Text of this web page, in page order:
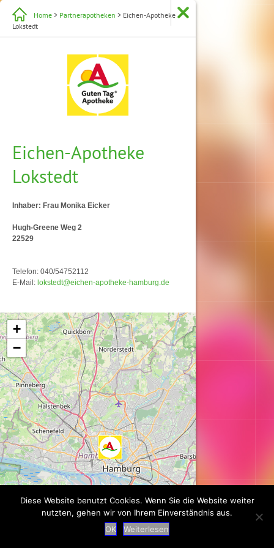
Home > Partnerapotheken > Eichen-Apotheke
Lokstedt
Eichen-Apotheke
Lokstedt
Inhaber: Frau Monika Eicker
Hugh-Greene Weg 2
22529
Telefon: 040/54752112
E-Mail: lokstedt@eichen-apotheke-hamburg.de
Karte wird geladen...
+
−
Diese Website benutzt Cookies. Wenn Sie die Website weiter
nutzten, gehen wir von Ihrem Einverständnis aus.
OK
Weiterlesen